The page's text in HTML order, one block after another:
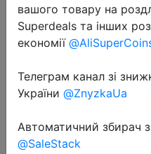
2022-09-09
каналов, с
адаптер для ПК,
компьютеров,
светодиодный
вашого товару на
Superdeals та інших
економії
Телеграм канал зі
України @ZnyzkaUa
Автоматичний збирач
@SaleStack